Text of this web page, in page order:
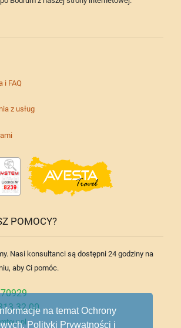
na temat Ochrony
Polityki Prywatności i
i FAQ
z usług
POMOCY?
Nasi konsultanci są dostępni 24 godziny na
aby Ci pomóc.
32 00